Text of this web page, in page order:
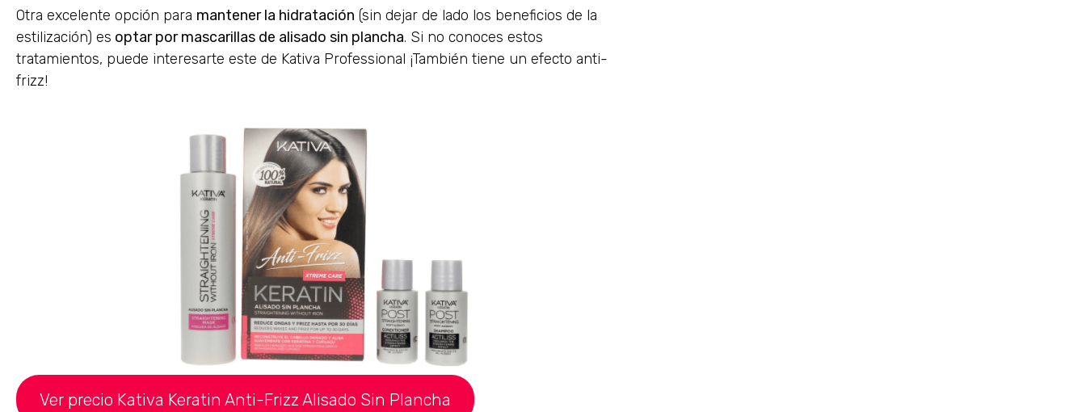
Otra excelente opción para mantener la hidratación (sin dejar de lado los beneficios de la
estilización) es optar por mascarillas de alisado sin plancha. Si no conoces estos
tratamientos, puede interesarte este de Kativa Professional ¡También tiene un efecto anti-
frizz!
Ver precio Kativa Keratin Anti-Frizz Alisado Sin Plancha